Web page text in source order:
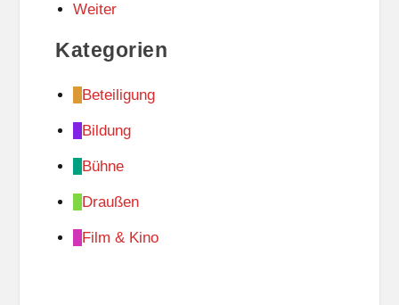
Weiter
Kategorien
Beteiligung
Bildung
Bühne
Draußen
Film & Kino